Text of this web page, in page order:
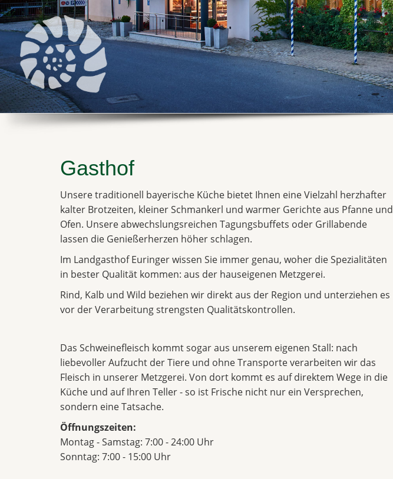
Gasthof
Unsere traditionell bayerische Küche bietet Ihnen eine Vielzahl herzhafter
kalter Brotzeiten, kleiner Schmankerl und warmer Gerichte aus Pfanne und
Ofen. Unsere abwechslungsreichen Tagungsbuffets oder Grillabende
lassen die Genießerherzen höher schlagen.
Im Landgasthof Euringer wissen Sie immer genau, woher die Spezialitäten
in bester Qualität kommen: aus der hauseigenen Metzgerei.
Rind, Kalb und Wild beziehen wir direkt aus der Region und unterziehen es
vor der Verarbeitung strengsten Qualitätskontrollen.
Das Schweinefleisch kommt sogar aus unserem eigenen Stall: nach
liebevoller Aufzucht der Tiere und ohne Transporte verarbeiten wir das
Fleisch in unserer Metzgerei. Von dort kommt es auf direktem Wege in die
Küche und auf Ihren Teller - so ist Frische nicht nur ein Versprechen,
sondern eine Tatsache.
Öffnungszeiten:
Montag - Samstag: 7:00 - 24:00 Uhr
Sonntag: 7:00 - 15:00 Uhr